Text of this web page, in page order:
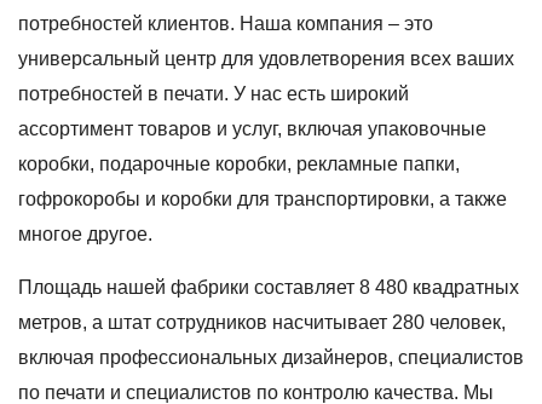
потребностей клиентов. Наша компания – это
универсальный центр для удовлетворения всех ваших
потребностей в печати. У нас есть широкий
ассортимент товаров и услуг, включая упаковочные
коробки, подарочные коробки, рекламные папки,
гофрокоробы и коробки для транспортировки, а также
многое другое.
Площадь нашей фабрики составляет 8 480 квадратных
метров, а штат сотрудников насчитывает 280 человек,
включая профессиональных дизайнеров, специалистов
по печати и специалистов по контролю качества. Мы